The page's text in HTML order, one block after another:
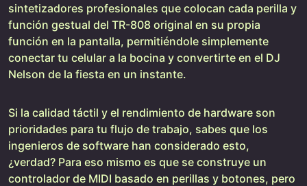
sintetizadores profesionales que colocan cada perilla y
función gestual del TR-808 original en su propia
función en la pantalla, permitiéndole simplemente
conectar tu celular a la bocina y convertirte en el DJ
Nelson de la fiesta en un instante.
Si la calidad táctil y el rendimiento de hardware son
prioridades para tu flujo de trabajo, sabes que los
ingenieros de software han considerado esto,
¿verdad? Para eso mismo es que se construye un
controlador de MIDI basado en perillas y botones, pero